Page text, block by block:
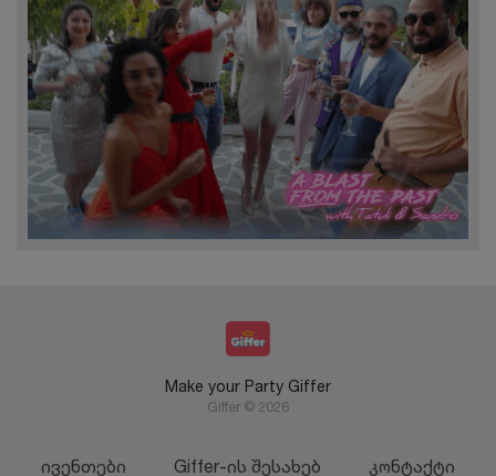
Make your Party Giffer
Giffer © 2026
ივენთები Giffer-ის შესახებ კონტაქტი